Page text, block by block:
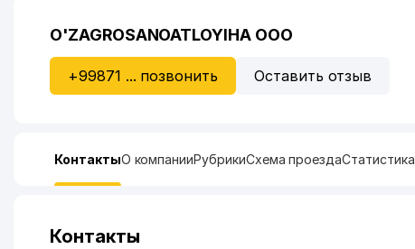
O'ZAGROSANOATLOYIHA ООО
+99871 ... позвонить Оставить отзыв
КонтактыО компанииРубрикиСхема проездаСтатистика
Контакты